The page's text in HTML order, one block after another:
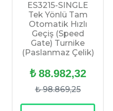
ES3215-SINGLE
Tek Yönlü Tam
Otomatik Hızlı
Geçiş (Speed
Gate) Turnike
(Paslanmaz Çelik)
₺ 88.982,32
₺ 98.869,25